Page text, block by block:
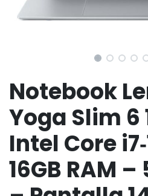
Notebook
Yoga Slim 6
Intel Core
16GB RAM –